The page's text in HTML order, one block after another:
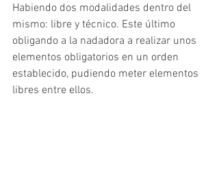
Habiendo dos modalidades dentro del
mismo: libre y técnico. Este último
obligando a la nadadora a realizar unos
elementos obligatorios en un orden
establecido, pudiendo meter elementos
libres entre ellos.